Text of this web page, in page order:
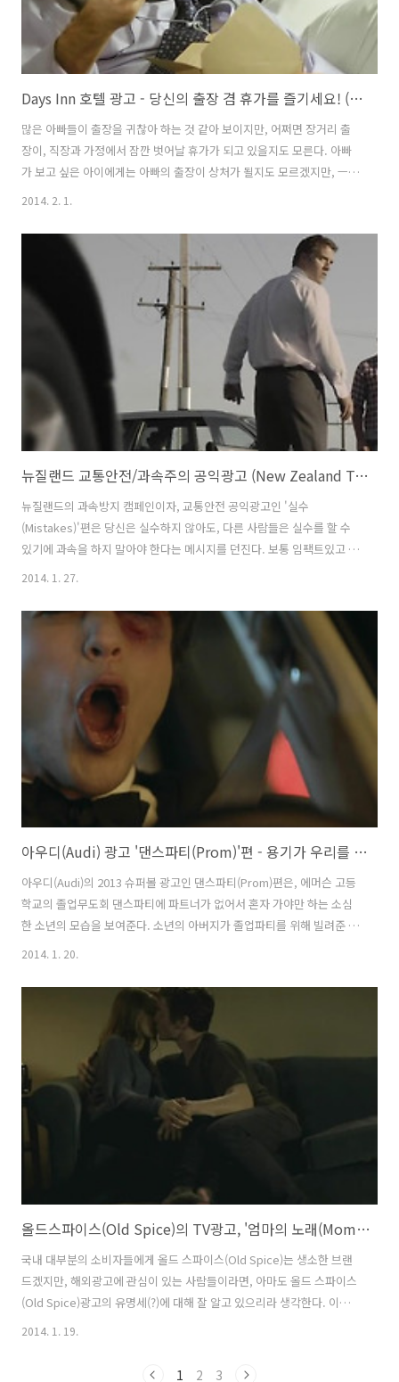
Days Inn 호텔 광고 - 당신의 출장 겸 휴가를 즐기세요! (Enjoy Your Bizcation) [한글자막]
많은 아빠들이 출장을 귀찮아 하는 것 같아 보이지만, 어쩌면 장거리 출
장이, 직장과 가정에서 잠깐 벗어날 휴가가 되고 있을지도 모른다. 아빠
가 보고 싶은 아이에게는 아빠의 출장이 상처가 될지도 모르겠지만, ㅡ물
론 아빠도 아이가 보고 싶기야 하겠지만ㅡ 와이프의 잔소리와 놀아달라
팟타이를 먹으면서, MMA 격투기를 보는 것이야 말로- 가족 휴가보다도
더 편한 Vacation 아니겠는가. 세계적인 비즈니스 호텔체인인 Days Inn
의 캐나다 광고는 이런 아빠들의 마음을 insight로 찾아낸 듯 하다. 짧지
만 재밌는 광고였음. Advertising Agency: Giants & Gentlemen,
Toronto, CanadaCreative D..
2014. 2. 1.
뉴질랜드 교통안전/과속주의 공익광고 (New Zealand Transportation Agency) - 실수(Mistakes)편 [한글자막]
뉴질랜드의 과속방지 캠페인이자, 교통안전 공익광고인 '실수
(Mistakes)'편은 당신은 실수하지 않아도, 다른 사람들은 실수를 할 수
있기에 과속을 하지 말아야 한다는 메시지를 던진다. 보통 임팩트있고 좋
얼을 아주 담담하면서도 효과적으로 사용해 완성도가 높은듯 하다. 교통
사고 직전의 순간, 시간이 정지하면서, 사고의 당사자가 된 두 남자의 대
화가 시작되는데 이 대화로 과속으로 인한 교통사고는 누구에게나 일어
날 수 있으며, 그 결과는 되돌릴 수 없음을 확실하게 전달한다. 뒷좌석에
아들을 태운 아빠의 표정과 눈빛도 "other people make mis..
2014. 1. 27.
아우디(Audi) 광고 '댄스파티(Prom)'편 - 용기가 우리를 정의한다 Bravery WIns [한글자막]
아우디(Audi)의 2013 슈퍼볼 광고인 댄스파티(Prom)편은, 에머슨 고등
학교의 졸업무도회 댄스파티에 파트너가 없어서 혼자 가야만 하는 소심
한 소년의 모습을 보여준다. 소년의 아버지가 졸업파티를 위해 빌려준 아
우디(Audi)의 차키를 통해, 아우디를 운전하는 사람은 얼마나 자신감 넘
가 되려면-_ - 아들에게 선뜻 빌려줄 수 있는 아우디 한대쯤은 있어야 하
는 것이다;;; ) 소년은 아우디 버프를 받고, 졸업무도회 댄스파티로 달려
가 용기를 내어, 댄스파티 퀸에게 도둑키스를 하는데- 물론, 눈에 멍은 들
었어도, 뭐 어떤가 미녀와의 키스로 인생이 바뀌었는데. "용기, 그것이
우리를 정의한다(Bravery. It's what defines..
2014. 1. 20.
올드스파이스(Old Spice)의 TV광고, '엄마의 노래(Mom Song)'편 [한글자막]
국내 대부분의 소비자들에게 올드 스파이스(Old Spice)는 생소한 브랜
드겠지만, 해외광고에 관심이 있는 사람들이라면, 아마도 올드 스파이스
(Old Spice)광고의 유명세(?)에 대해 잘 알고 있으리라 생각한다. 이젠
2014. 1. 19.
1 2 3